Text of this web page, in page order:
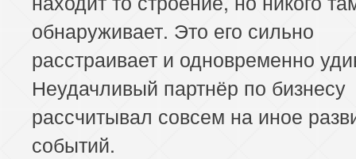
обнаруживает. Это его сильно
расстраивает и одновременно
Неудачливый партнёр по бизнесу
рассчитывал совсем на иное
событий.